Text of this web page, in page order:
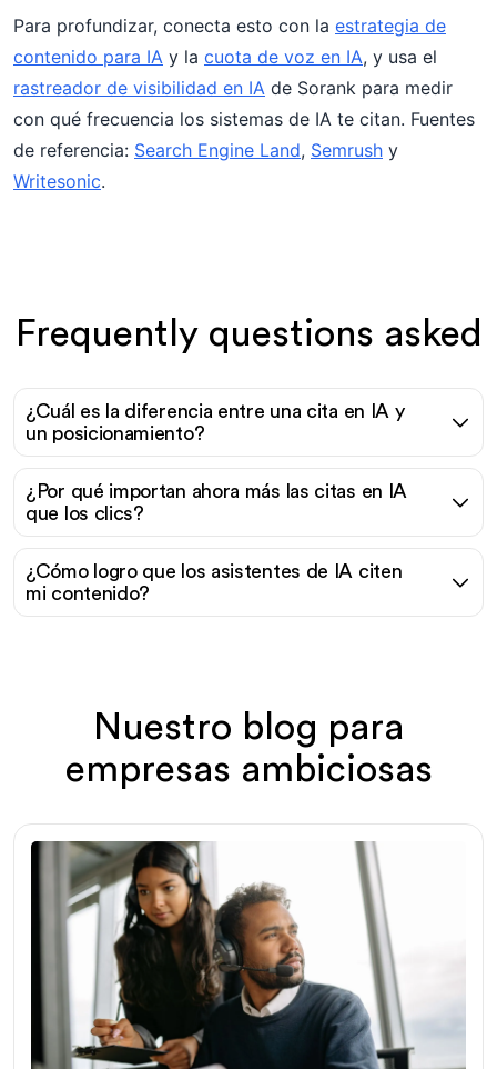
Para profundizar, conecta esto con la estrategia de
contenido para IA y la cuota de voz en IA, y usa el
rastreador de visibilidad en IA de Sorank para medir
con qué frecuencia los sistemas de IA te citan. Fuentes
de referencia: Search Engine Land, Semrush y
Writesonic.
Frequently questions asked
¿Cuál es la diferencia entre una cita en IA y
un posicionamiento?
¿Por qué importan ahora más las citas en IA
que los clics?
¿Cómo logro que los asistentes de IA citen
mi contenido?
Nuestro blog para
empresas ambiciosas